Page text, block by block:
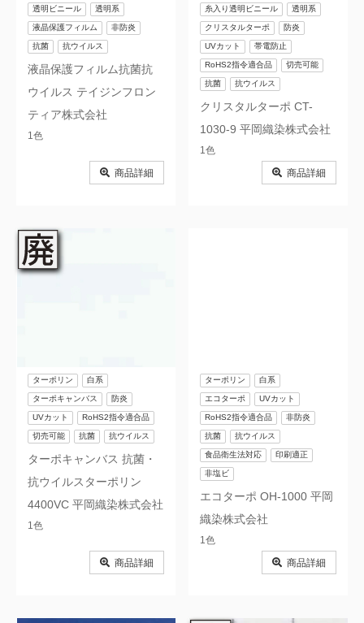
液晶保護フィルム抗菌抗
ウイルス テイジンフロン
ティア株式会社
透明ビニール 透明系
液晶保護フィルム 非防炎
抗菌 抗ウイルス
1色
商品詳細
クリスタルターポ CT-
1030-9 平岡織染株式会社
糸入り透明ビニール 透明系
クリスタルターポ 防炎
UVカット 帯電防止
RoHS2指令適合品 切売可能
抗菌 抗ウイルス
1色
商品詳細
ターポキャンバス 抗菌・
抗ウイルスターポリン
4400VC 平岡織染株式会社
ターポリン 白系
ターポキャンバス 防炎
UVカット RoHS2指令適合品
切売可能 抗菌 抗ウイルス
1色
商品詳細
エコターポ OH-1000 平岡
織染株式会社
ターポリン 白系
エコターポ UVカット
RoHS2指令適合品 非防炎
抗菌 抗ウイルス
食品衛生法対応 印刷適正
非塩ビ
1色
商品詳細